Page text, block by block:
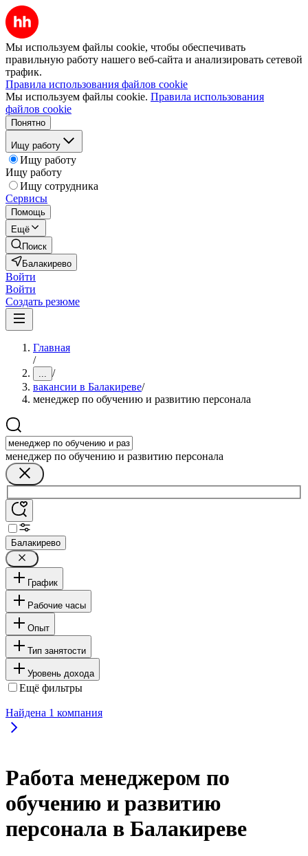
Мы используем файлы cookie, чтобы обеспечивать
правильную работу нашего веб-сайта и анализировать сетевой
трафик.
Правила использования файлов cookie
Мы используем файлы cookie. Правила использования
файлов cookie
Понятно
Ищу работу
Ищу работу
Ищу работу
Ищу сотрудника
Сервисы
Помощь
Ещё
Поиск
Балакирево
Войти
Войти
Создать резюме
Главная
/
... /
вакансии в Балакиреве/
менеджер по обучению и развитию персонала
менеджер по обучению и развитию персонала
Балакирево
График
Рабочие часы
Опыт
Тип занятости
Уровень дохода
Ещё фильтры
Найдена 1 компания
Работа менеджером по
обучению и развитию
персонала в Балакиреве